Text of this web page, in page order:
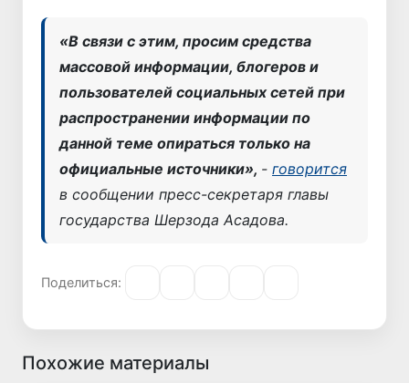
«В связи с этим, просим средства
массовой информации, блогеров и
пользователей социальных сетей при
распространении информации по
данной теме опираться только на
официальные источники», - говорится
в сообщении пресс-секретаря главы
государства Шерзода Асадова.
Поделиться:
Похожие материалы